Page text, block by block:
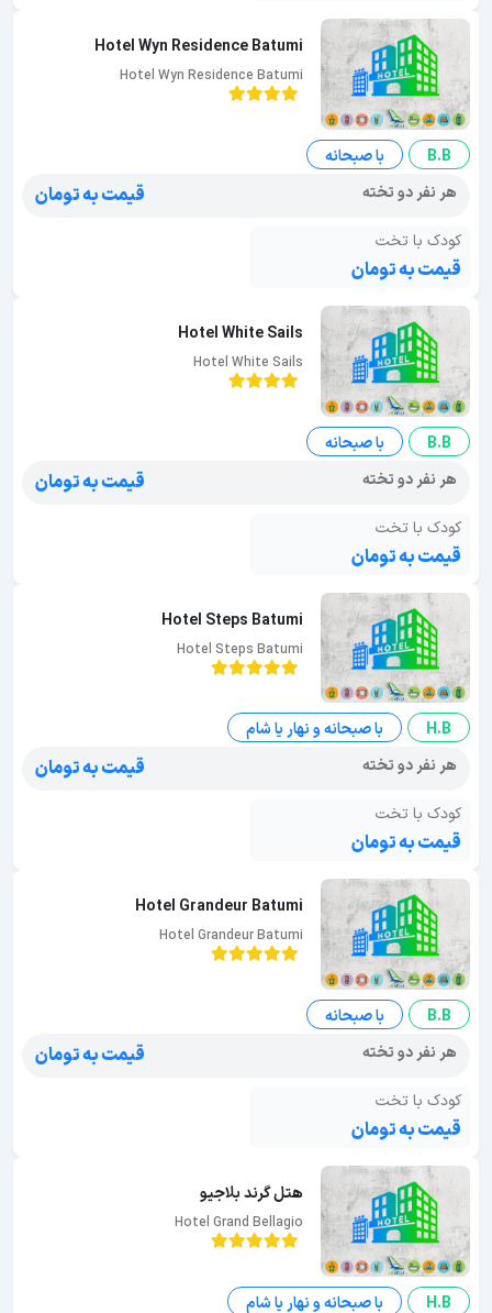
Hotel Wyn Residence Batumi
Hotel Wyn Residence Batumi
B.B
با صبحانه
هر نفر دو تخته
قیمت به تومان
کودک با تخت
قیمت به تومان
Hotel White Sails
Hotel White Sails
B.B
با صبحانه
هر نفر دو تخته
قیمت به تومان
کودک با تخت
قیمت به تومان
Hotel Steps Batumi
Hotel Steps Batumi
H.B
با صبحانه و نهار یا شام
هر نفر دو تخته
قیمت به تومان
کودک با تخت
قیمت به تومان
Hotel Grandeur Batumi
Hotel Grandeur Batumi
B.B
با صبحانه
هر نفر دو تخته
قیمت به تومان
کودک با تخت
قیمت به تومان
هتل گرند بلاجیو
Hotel Grand Bellagio
H.B با صبحانه و نهار یا شام